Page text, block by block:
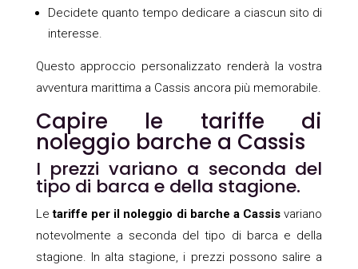
Decidete quanto tempo dedicare a ciascun sito di
interesse.
Questo approccio personalizzato renderà la vostra
avventura marittima a Cassis ancora più memorabile.
Capire le tariffe di
noleggio barche a Cassis
I prezzi variano a seconda del
tipo di barca e della stagione.
Letariffe per il noleggio di barche a Cassis variano
notevolmente a seconda del tipo di barca e della
stagione. In alta stagione, i prezzi possono salire a